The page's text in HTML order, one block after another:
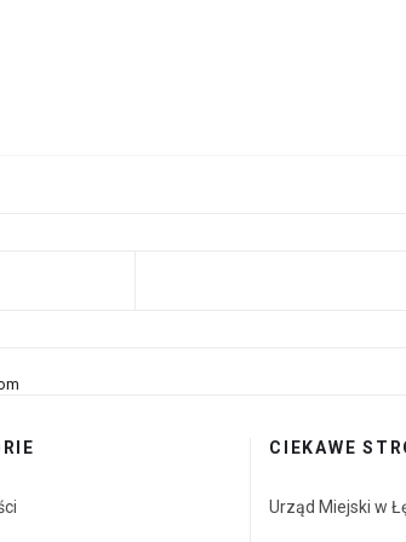
ŁĘCZYŃSKI: NABÓR WNIOSKÓW NA
CIEKAWE
Urząd Miejski w